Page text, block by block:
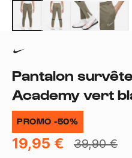
Pantalon
Academy vert
PROMO -50%
19,95 € 39,90 €